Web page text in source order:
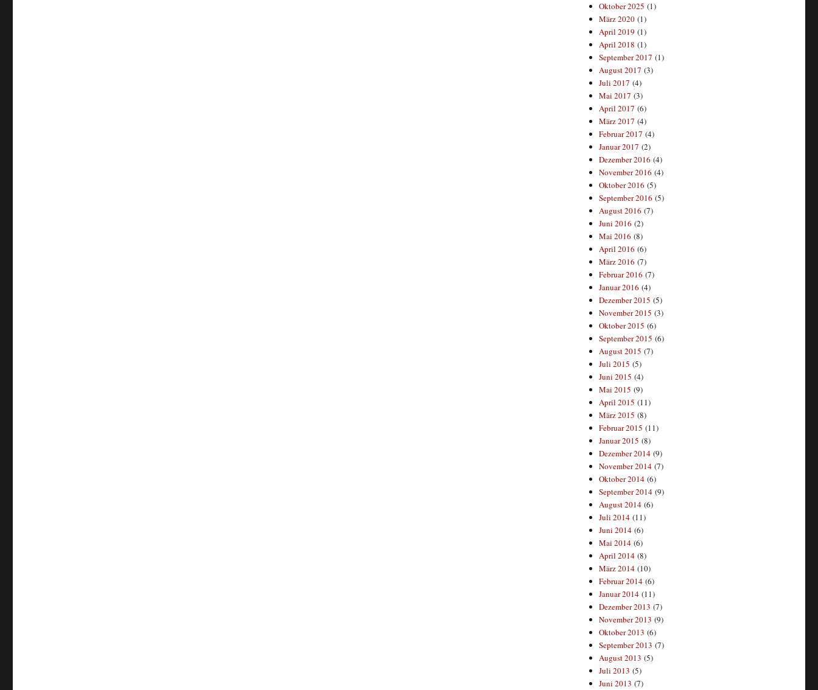
Oktober 2025 (1)
März 2020 (1)
April 2019 (1)
April 2018 (1)
September 2017 (1)
August 2017 (3)
Juli 2017 (4)
Mai 2017 (3)
April 2017 (6)
März 2017 (4)
Februar 2017 (4)
Januar 2017 (2)
Dezember 2016 (4)
November 2016 (4)
Oktober 2016 (5)
September 2016 (5)
August 2016 (7)
Juni 2016 (2)
Mai 2016 (8)
April 2016 (6)
März 2016 (7)
Februar 2016 (7)
Januar 2016 (4)
Dezember 2015 (5)
November 2015 (3)
Oktober 2015 (6)
September 2015 (6)
August 2015 (7)
Juli 2015 (5)
Juni 2015 (4)
Mai 2015 (9)
April 2015 (11)
März 2015 (8)
Februar 2015 (11)
Januar 2015 (8)
Dezember 2014 (9)
November 2014 (7)
Oktober 2014 (6)
September 2014 (9)
August 2014 (6)
Juli 2014 (11)
Juni 2014 (6)
Mai 2014 (6)
April 2014 (8)
März 2014 (10)
Februar 2014 (6)
Januar 2014 (11)
Dezember 2013 (7)
November 2013 (9)
Oktober 2013 (6)
September 2013 (7)
August 2013 (5)
Juli 2013 (5)
Juni 2013 (7)